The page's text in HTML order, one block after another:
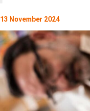
13 November 2024